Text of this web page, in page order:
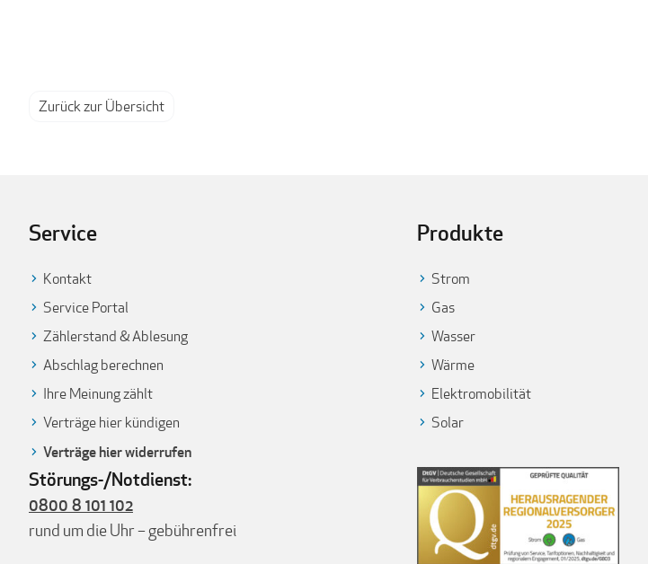
Zurück zur Übersicht
Service
Kontakt
Service Portal
Zählerstand & Ablesung
Abschlag berechnen
Ihre Meinung zählt
Verträge hier kündigen
Verträge hier widerrufen
Produkte
Strom
Gas
Wasser
Wärme
Elektromobilität
Solar
Störungs-/Notdienst:
0800 8 101 102
rund um die Uhr – gebührenfrei